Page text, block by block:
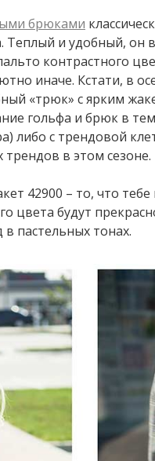
брюками
и удобный, он
контрастного
иначе. Кстати, в
«трюк» с ярким
гольфа и брюк в
либо с трендовой
в этом сезоне.
42900 – то, что
цвета будут
пастельных тонах.